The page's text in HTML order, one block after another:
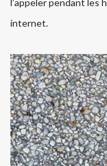
l’appeler pendant les
internet.